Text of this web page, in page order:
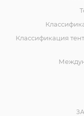
Классификация